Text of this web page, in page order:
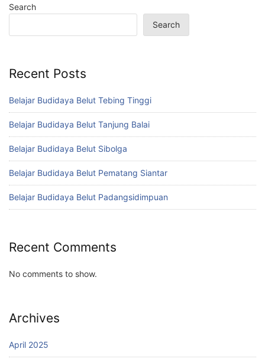
Search
Search
Recent Posts
Belajar Budidaya Belut Tebing Tinggi
Belajar Budidaya Belut Tanjung Balai
Belajar Budidaya Belut Sibolga
Belajar Budidaya Belut Pematang Siantar
Belajar Budidaya Belut Padangsidimpuan
Recent Comments
No comments to show.
Archives
April 2025